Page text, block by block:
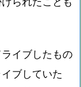
イブしたもの
ブしていた